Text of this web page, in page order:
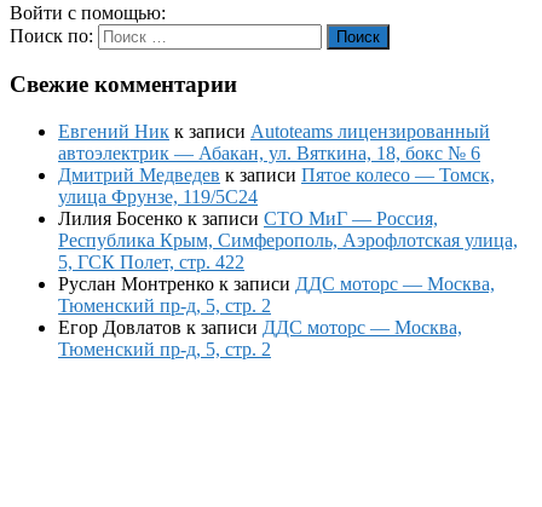
Войти с помощью:
Поиск по:
Поиск
Свежие комментарии
Евгений Ник к записи Autoteams лицензированный
автоэлектрик — Абакан, ул. Вяткина, 18, бокс № 6
Дмитрий Медведев к записи Пятое колесо — Томск,
улица Фрунзе, 119/5С24
Лилия Босенко к записи СТО МиГ — Россия,
Республика Крым, Симферополь, Аэрофлотская улица,
5, ГСК Полет, стр. 422
Руслан Монтренко к записи ДДС моторс — Москва,
Тюменский пр-д, 5, стр. 2
Егор Довлатов к записи ДДС моторс — Москва,
Тюменский пр-д, 5, стр. 2